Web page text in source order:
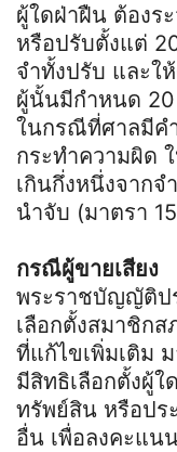
ผู้ใดฝ่าฝืน ต้องร
หรือปรับตั้งแต่
จำทั้งปรับ และใ
ผู้นั้นมีกำหนด
ในกรณีที่ศาลมีค
กระทำความผิด
เกินกึ่งหนึ่งจาก
นำจับ (มาตรา
กรณีผู้ขายเสียง
พระราชบัญญัติป
เลือกตั้งสมาชิก
ที่แก้ไขเพิ่มเติม
มีสิทธิเลือกตั้งผู้ใ
ทรัพย์สิน หรือปร
อื่น เพื่อลงคะแน